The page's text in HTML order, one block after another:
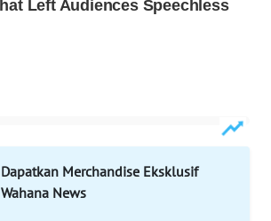
Dapatkan Merchandise Eksklusif
Wahana News